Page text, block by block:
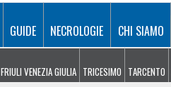
GUIDE NECROLOGIE CHI SIAMO
FRIULI VENEZIA GIULIA TRICESIMO TARCENTO